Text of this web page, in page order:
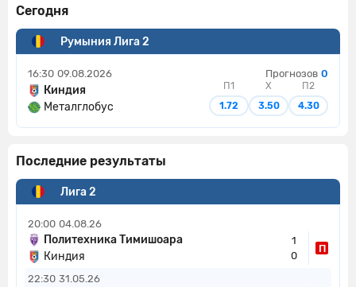
Сегодня
Румыния Лига 2
16:30 09.08.2026
Киндия
Металглобус
Прогнозов 0
П1
1.72
X
3.50
П2
4.30
Последние результаты
Лига 2
20:00 04.08.26
Политехника Тимишоара
Киндия
1
0
П
22:30 31.05.26